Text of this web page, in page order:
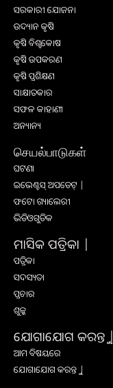
ସରକାରୀ ଯୋଜନା
ଉଦ୍ୟାନ କୃଷି
କୃଷି ବିଶ୍ବକୋଷ
କୃଷି ଉପକରଣ
କୃଷି ପ୍ରଶିକ୍ଷଣ
ସାକ୍ଷାତକାର
ସଫଳ କାହାଣୀ
ଅନ୍ୟାନ୍ୟ
செயல்பாடுகள்
ଘଟଣା
ଇଭେଣ୍ଟସ୍ ଅପଡେଟ୍ |
ଫଟୋ ଗ୍ୟାଲେରୀ
ଭିଡିଓଗୁଡିକ
ମାସିକ ପତ୍ରିକା |
ପତ୍ରିକା
ସଦସ୍ୟତା
ପ୍ରଚାର
ଶୁଳ୍କ
ଯୋଗାଯୋଗ କରନ୍ତୁ |
ଆମ ବିଷୟରେ
ଯୋଗାଯୋଗ କରନ୍ତୁ |